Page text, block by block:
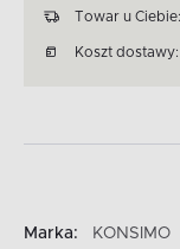
Towar u Ciebie:
Koszt dostawy:
Marka:
KONSIMO